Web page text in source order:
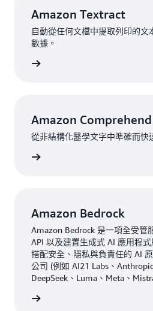
並接收回應，這有助於提升生產
的支援中心詢問問題時，我們的
們代表的面前。」Love 表示，
的提高改善了客戶的體驗。」
Amazon Pharmacy 使用額外的
暢的客戶體驗。為了轉錄醫生辦
務，可以通過智能文件處理功能
健。」
Amazon Pharmacy 使用自己的
處理資料，並使用Amazon
是一項符合 HIPAA 合格的自然
用經過預先訓練的 ML 來理解並
取健康資料。
Amazon Textract
自動從任何文檔中提取列印的文
數據。
Amazon
從非結構化醫學文字中準確而快
Amazon Bedrock
Amazon Bedrock 是一項全受管
API 以及建置生成式 AI 應用程
搭配安全、隱私與負責任的 AI
公司 (例如 AI21 Labs、
DeepSeek、Luma、Meta、
Amazon ) 的各種高效能基礎模型